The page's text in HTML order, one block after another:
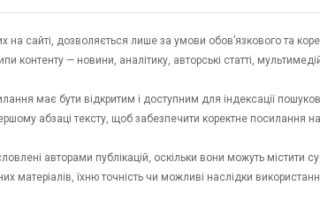
на сайті, дозволяється лише за умови обов’язкового та
— новини, аналітику, авторські статті,
має бути відкритим і доступним для індексації
абзаці тексту, щоб забезпечити коректне посилання
авторами публікацій, оскільки вони можуть містити
матеріалів, їхню точність чи можливі наслідки